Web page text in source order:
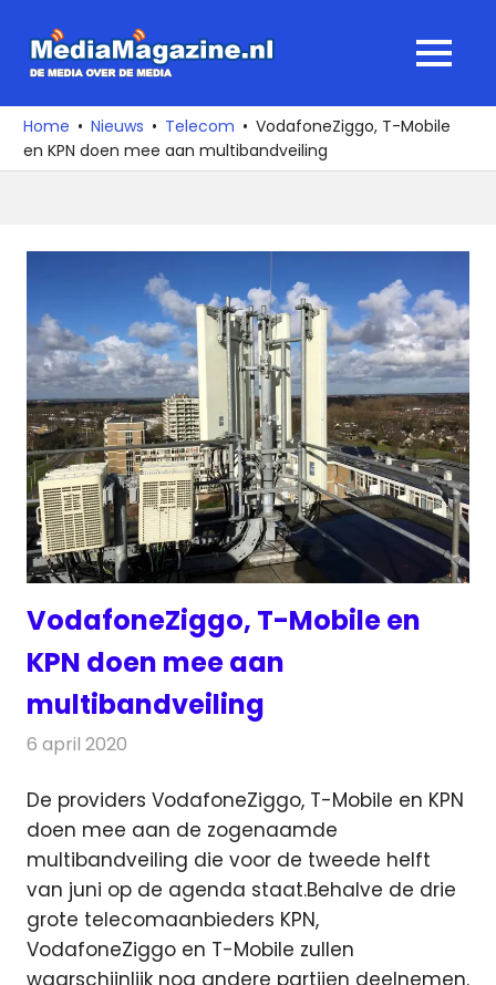
naar
media
over
de
MENU
Home Nieuws Telecom
VodafoneZiggo, T-Mobile
en KPN doen mee aan multibandveiling
VodafoneZiggo, T-Mobile en
KPN doen mee aan
multibandveiling
6 april 2020
De providers VodafoneZiggo, T-Mobile en KPN
doen mee aan de zogenaamde
multibandveiling die voor de tweede helft
van juni op de agenda staat.Behalve de drie
grote telecomaanbieders KPN,
VodafoneZiggo en T-Mobile zullen